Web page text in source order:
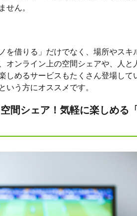
せん。
を借りる」だけでなく、場所やスキ
オンライン上の空間シェアや、人と
しめるサービスもたくさん登場して
いう方にオススメです。
間シェア！気軽に楽しめる